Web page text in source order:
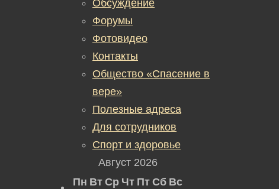
Обсуждение
Форумы
Фотовидео
Контакты
Общество «Спасение в
вере»
Полезные адреса
Для сотрудников
Спорт и здоровье
Август 2026
Пн Вт Ср Чт Пт Сб Вс